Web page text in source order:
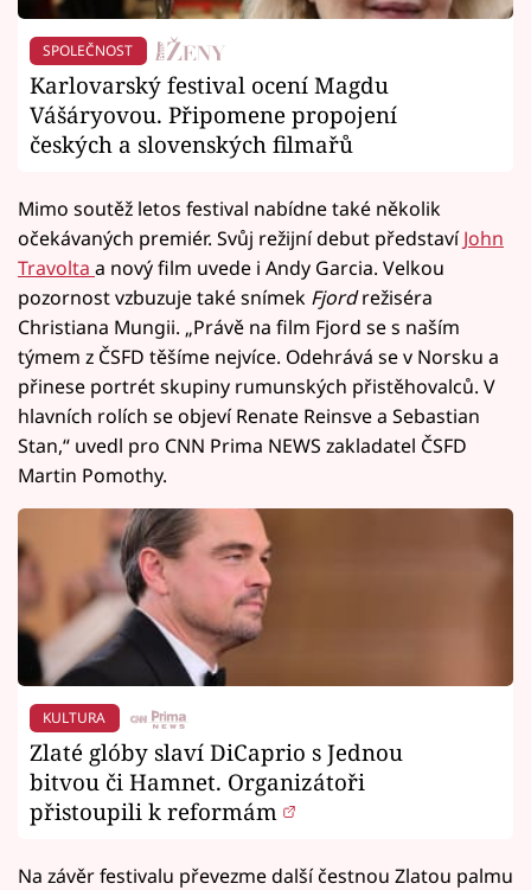
SPOLEČNOST
Karlovarský festival ocení Magdu
Vášáryovou. Připomene propojení
českých a slovenských filmařů
Mimo soutěž letos festival nabídne také několik
očekávaných premiér. Svůj režijní debut představíJohn
Travolta a nový film uvede i Andy Garcia. Velkou
pozornost vzbuzuje také snímek Fjordrežiséra
Christiana Mungii. „Právě na film Fjord se s naším
týmem z ČSFD těšíme nejvíce. Odehrává se v Norsku a
přinese portrét skupiny rumunských přistěhovalců. V
hlavních rolích se objeví Renate Reinsve a Sebastian
Stan,“ uvedl pro CNN Prima NEWS zakladatel ČSFD
Martin Pomothy.
KULTURA
Zlaté glóby slaví DiCaprio s Jednou
bitvou či Hamnet. Organizátoři
přistoupili k reformám
Na závěr festivalu převezme další čestnou Zlatou palmu